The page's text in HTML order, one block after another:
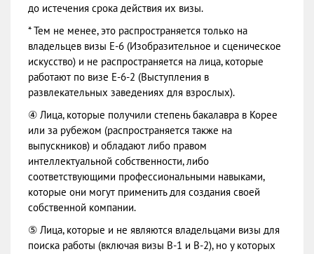
до истечения срока действия их визы.
* Тем не менее, это распространяется только на
владельцев визы Е-6 (Изобразительное и сценическое
искусство) и не распространяется на лица, которые
работают по визе Е-6-2 (Выступления в
развлекательных заведениях для взрослых).
④ Лица, которые получили степень бакалавра в Корее
или за рубежом (распространяется также на
выпускников) и обладают либо правом
интеллектуальной собственности, либо
соответствующими профессиональными навыками,
которые они могут применить для создания своей
собственной компании.
⑤ Лица, которые и не являются владельцами визы для
поиска работы (включая визы В-1 и В-2), но у которых